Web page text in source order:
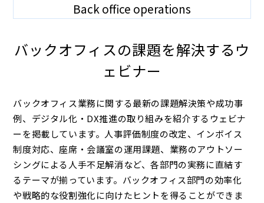
Back office operations
バックオフィスの課題を解決するウ
ェビナー
バックオフィス業務に関する最新の課題解決策や成功事
例、デジタル化・DX推進の取り組みを紹介するウェビナ
ーを掲載しています。人事評価制度の改定、インボイス
制度対応、座席・会議室の運用課題、業務のアウトソー
シングによる人手不足解消など、各部門の実務に直結す
るテーマが揃っています。バックオフィス部門の効率化
や戦略的な役割強化に向けたヒントを得ることができま